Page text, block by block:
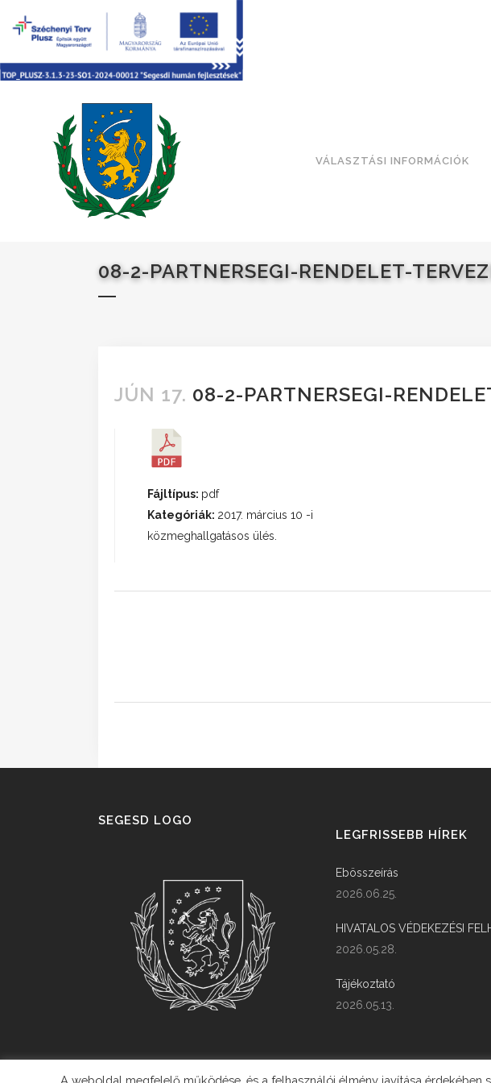
VÁLASZTÁSI INFORMÁCIÓK
08-2-PARTNERSEGI-RENDELET-
JÚN 17. 08-2-PARTNERSEGI-
Fájltípus: pdf
Kategóriák: 2017. március 10 -i
közmeghallgatásos ülés.
SEGESD LOGO
LEGFRISSEBB HÍREK
Ebösszeírás
2026.06.25.
HIVATALOS VÉDEKEZÉSI
2026.05.28.
Tájékoztató
2026.05.13.
A weboldal megfelelő működése, és a felhasználói élmény javítása érdekében